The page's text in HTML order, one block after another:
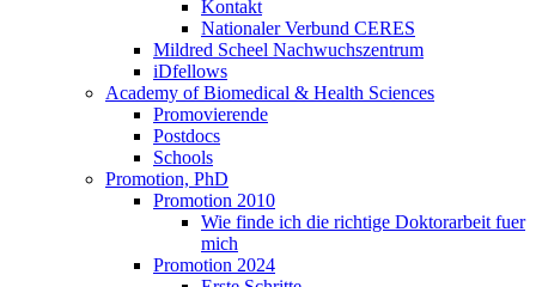
Kontakt
Nationaler Verbund CERES
Mildred Scheel Nachwuchszentrum
iDfellows
Academy of Biomedical & Health Sciences
Promovierende
Postdocs
Schools
Promotion, PhD
Promotion 2010
Wie finde ich die richtige Doktorarbeit fuer
mich
Promotion 2024